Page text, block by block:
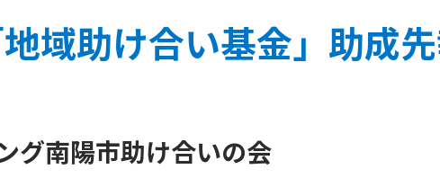
地域助け合い基金」助成
グ南陽市助け合いの会